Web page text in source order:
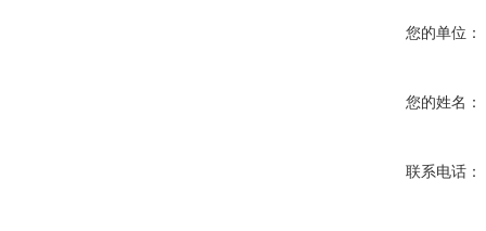
您的单位：
您的姓名：
联系电话：